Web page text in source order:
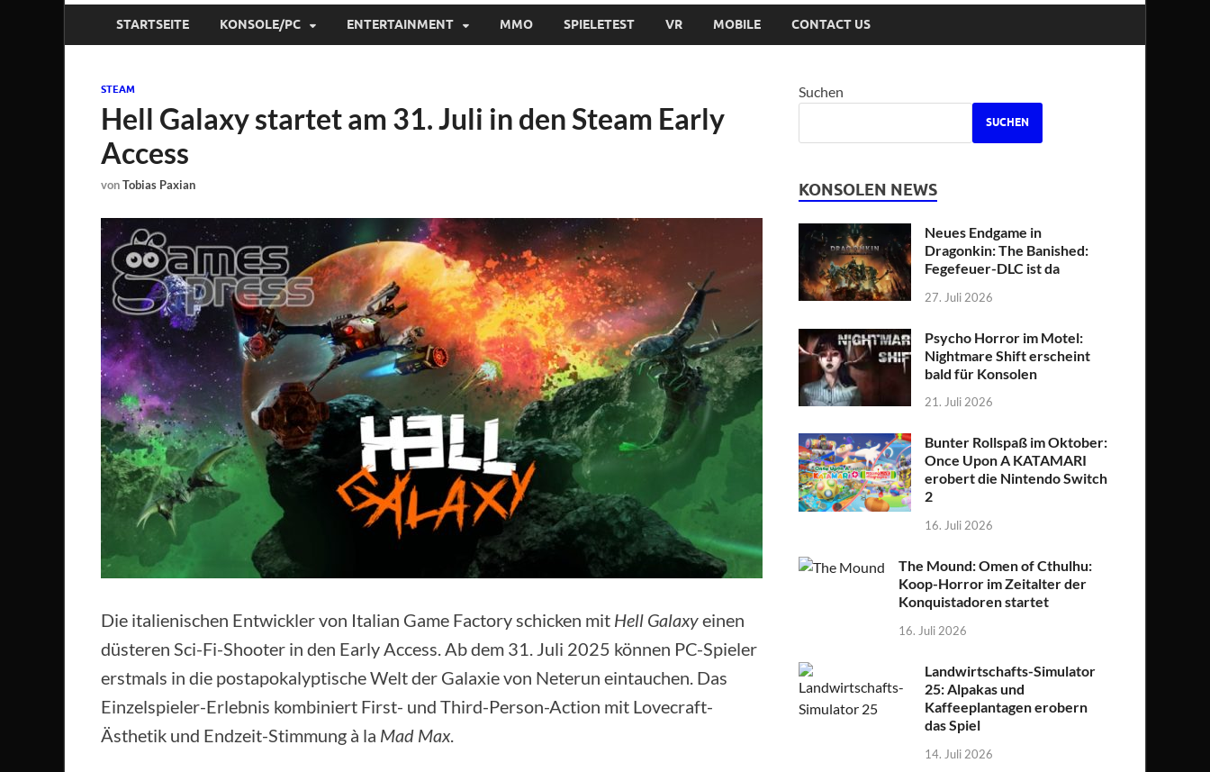
STARTSEITE KONSOLE/PC ENTERTAINMENT MMO SPIELETEST VR MOBILE CONTACT US
STEAM
Hell Galaxy startet am 31. Juli in den Steam Early
Access
vonTobias Paxian
Die italienischen Entwickler von Italian Game Factory schicken mit Hell Galaxyeinen
düsteren Sci-Fi-Shooter in den Early Access. Ab dem 31. Juli 2025 können PC-Spieler
erstmals in die postapokalyptische Welt der Galaxie von Neterun eintauchen. Das
Einzelspieler-Erlebnis kombiniert First- und Third-Person-Action mit Lovecraft-
Ästhetik und Endzeit-Stimmung à la Mad Max.
Suchen
SUCHEN
KONSOLEN NEWS
Neues Endgame in
Dragonkin: The Banished:
Fegefeuer-DLC ist da
27. Juli 2026
Psycho Horror im Motel:
Nightmare Shift erscheint
bald für Konsolen
21. Juli 2026
Bunter Rollspaß im Oktober:
Once Upon A KATAMARI
erobert die Nintendo Switch
2
16. Juli 2026
The Mound: Omen of Cthulhu:
Koop-Horror im Zeitalter der
Konquistadoren startet
16. Juli 2026
Landwirtschafts-Simulator
25: Alpakas und
Kaffeeplantagen erobern
das Spiel
14. Juli 2026